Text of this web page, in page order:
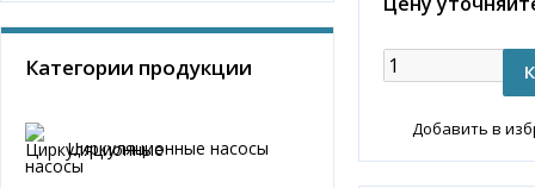
Категории продукции
Циркуляционные насосы
Добавить в